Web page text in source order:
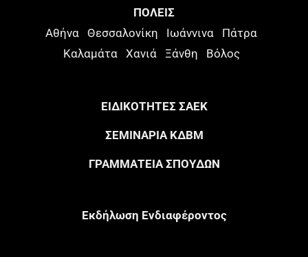
ΠΟΛΕΙΣ
Αθήνα Θεσσαλονίκη Ιωάννινα
Πάτρα
Καλαμάτα
Χανιά Ξάνθη Βόλος
ΕΙΔΙΚΟΤΗΤΕΣ ΣΑΕΚ
ΣΕΜΙΝΑΡΙΑ ΚΔΒΜ
ΓΡΑΜΜΑΤΕΙΑ ΣΠΟΥΔΩΝ
Eκδήλωση Eνδιαφέροντος